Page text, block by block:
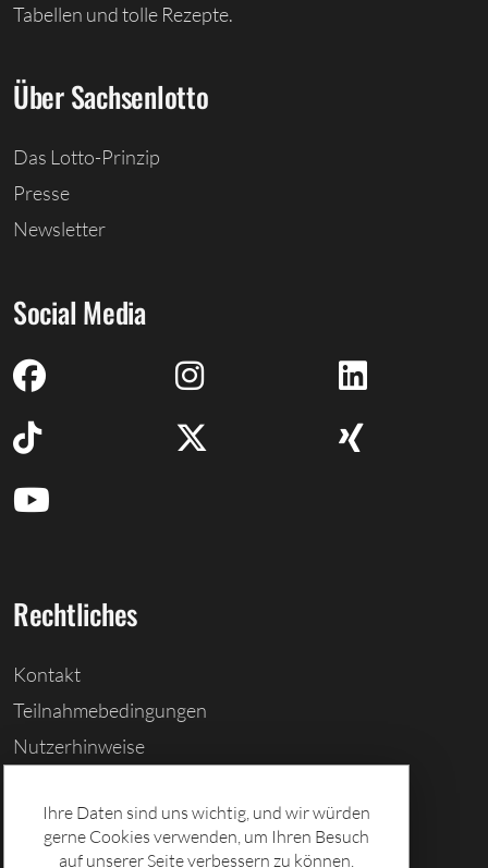
Tabellen und tolle Rezepte.
Über Sachsenlotto
Das Lotto-Prinzip
Presse
Newsletter
Social Media
Rechtliches
Kontakt
Teilnahmebedingungen
Nutzerhinweise
Cookies löschen
Datenschutz
Ihre Daten sind uns wichtig, und wir würden
gerne Cookies verwenden, um Ihren Besuch
auf unserer Seite verbessern zu können.